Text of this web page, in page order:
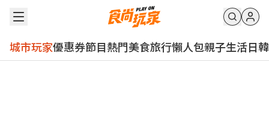
城市玩家優惠券節目熱門美食旅行懶人包親子生活日韓